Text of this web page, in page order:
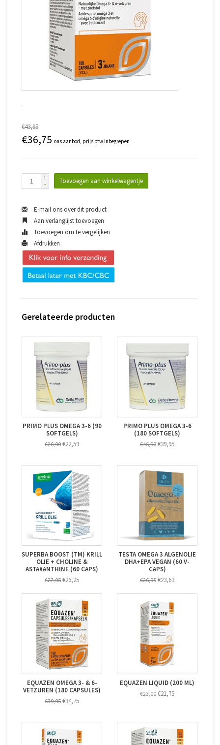
€43,95
€36,75 ons aanbod, prijs btw inbegrepen
+
-
Toevoegen aan winkelwagentje
E-mail ons over dit product
Aan verlanglijst toevoegen
Toevoegen om te vergelijken
Afdrukken
Gerelateerde producten
PRIMO PLUS OMEGA 3-6 (90
SOFTGELS)
€26,90 €22,59
PRIMO PLUS OMEGA 3-6
(180 SOFTGELS)
€46,90 €39,95
SUPERBA BOOST (TM) KRILL
OLIE + CHOLINE &
ASTAXANTHINE (60 CAPS)
€27,95 €26,25
TESTA OMEGA 3 ALGENOLIE
DHA+EPA VEGAN (60 V-
CAPS)
€26,95 €23,63
EQUAZEN OMEGA 3- & 6-
VETZUREN (180 CAPSULES)
€39,95 €34,75
EQUAZEN LIQUID (200 ML)
€23,00 €21,75